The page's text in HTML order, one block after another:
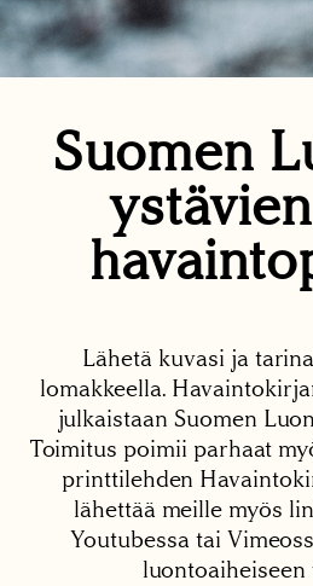
Suomen
Lähetä kuvasi ja
lomakkeella.
julkaistaan Suomen
Toimitus poimii parhaat
printtilehden
lähettää meille myös
Youtubessa tai
luontoaiheiseen